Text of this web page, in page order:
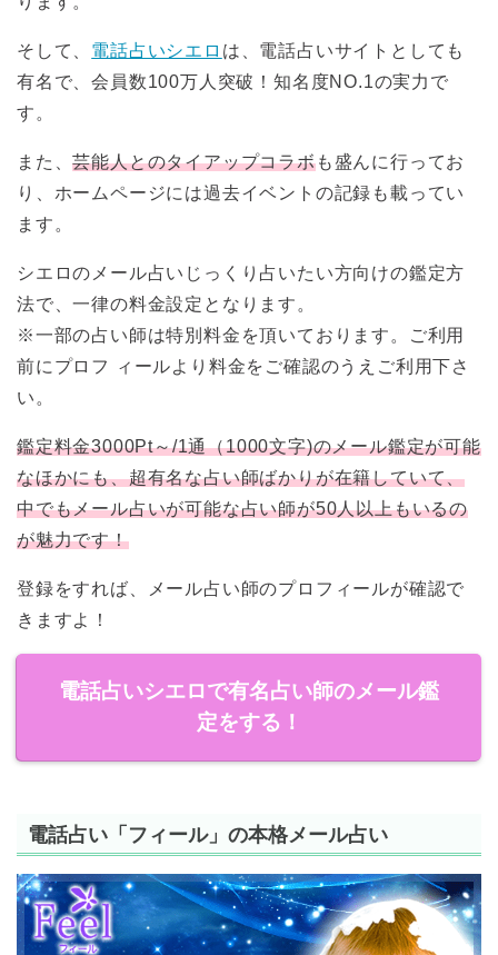
そして、 電話占いシエロ は、電話占いサイトとしても
有名で、会員数100万人突破！知名度NO.1の実力で
す。
また、芸能人とのタイアップコラボも盛んに行ってお
り、ホームページには過去イベントの記録も載ってい
ます。
シエロのメール占いじっくり占いたい方向けの鑑定方
法で、一律の料金設定となります。
※一部の占い師は特別料金を頂いております。ご利用
前にプロフ ィールより料金をご確認のうえご利用下さ
い。
鑑定料金3000Pt～/1通（1000文字)のメール鑑定が可能
なほかにも、超有名な占い師ばかりが在籍していて、
中でもメール占いが可能な占い師が50人以上もいるの
が魅力です！
登録をすれば、メール占い師のプロフィールが確認で
きますよ！
電話占いシエロで有名占い師のメール鑑
定をする！
電話占い「フィール」の本格メール占い